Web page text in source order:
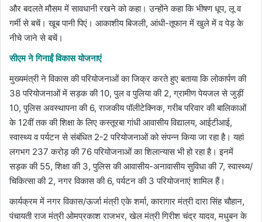
और बदलते मौसम में सावधानी रखने को कहा। उन्होंने कहा कि भीषण धूप, लू व
गर्मी से बचें। खूब पानी पिएं। आकाशीय बिजली, आंधी-तूफान में खुले में व पेड़ के
नीचे जाने से बचें।
सीएम ने गिनाईं विकास योजनाएं
मुख्यमंत्री ने विकास की परियोजनाओं का जिक्र करते हुए बताया कि लोकार्पण की
38 परियोजनाओं में सड़क की 10, पुल व पुलिया की 2, ग्रामीण पेयजल से जुड़ीं
10, पुलिस अवस्थापना की 6, राजकीय पॉलीटेक्निक, गरीब परिवार की बालिकाओं
के 12वीं तक की शिक्षा के लिए कस्तूरबा गांधी आवासीय विद्यालय, आईटीआई,
स्वास्थ्य व पर्यटन से संबंधित 2-2 परियोजनाओं को संपन्न किया जा रहा है। यहां
लगभग 237 करोड़ की 76 परियोजनाओं का शिलान्यास भी हो रहा है। इनमें
सड़क की 55, शिक्षा की 3, पुलिस की आवासीय-अनावासीय सुविधा की 7, स्वास्थ्य/
चिकित्सा की 2, नगर विकास की 6, पर्यटन की 3 परियोजनाएं शामिल हैं।
कार्यक्रम में नगर विकास/ऊर्जा मंत्री एके शर्मा, कारागार मंत्री दारा सिंह चौहान,
पंचायती राज मंत्री ओमप्रकाश राजभर, खेल मंत्री गिरीश चंद्र यादव, मधुबन के